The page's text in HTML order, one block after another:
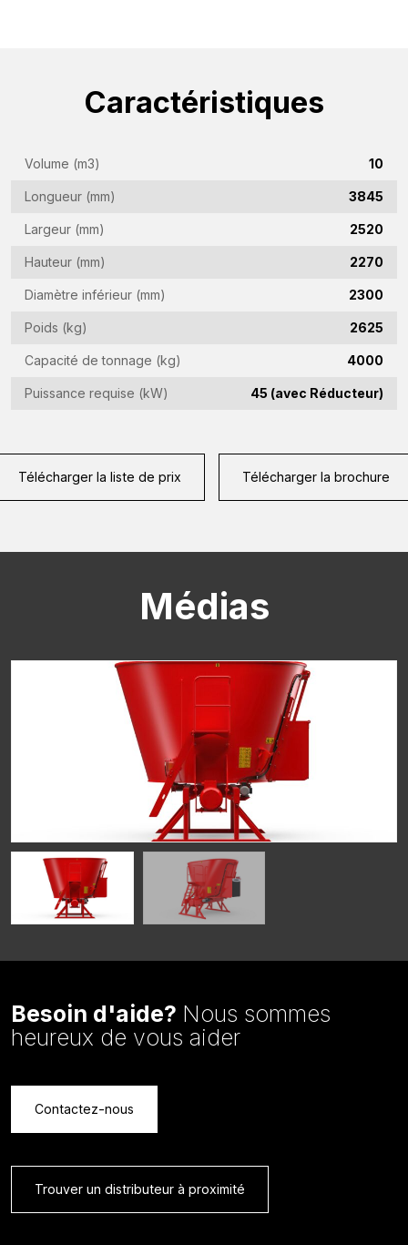
Caractéristiques
Volume (m3) 10
Longueur (mm) 3845
Largeur (mm) 2520
Hauteur (mm) 2270
Diamètre inférieur (mm) 2300
Poids (kg) 2625
Capacité de tonnage (kg) 4000
Puissance requise (kW) 45 (avec Réducteur)
Télécharger la liste de prix Télécharger la brochure
Médias
Besoin d'aide? Nous sommes
heureux de vous aider
Contactez-nous
Trouver un distributeur à proximité
e-
Numéro
de
(Required)
Pays
résidence
(Required)
(Required)
CAPTCHA